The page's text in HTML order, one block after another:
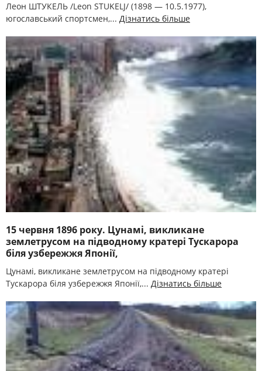
Леон ШТУКЕЛЬ /Leon STUKELJ/ (1898 — 10.5.1977),
югославський спортсмен,... Дізнатись більше
15 червня 1896 року. Цунамі, викликане
землетрусом на підводному кратері Тускарора
біля узбережжя Японії,
Цунамі, викликане землетрусом на підводному кратері
Тускарора біля узбережжя Японії,... Дізнатись більше